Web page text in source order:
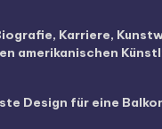
Karriere,
amerikanischen
Design für eine